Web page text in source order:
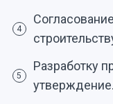
4
5
Разработку
утверждение.